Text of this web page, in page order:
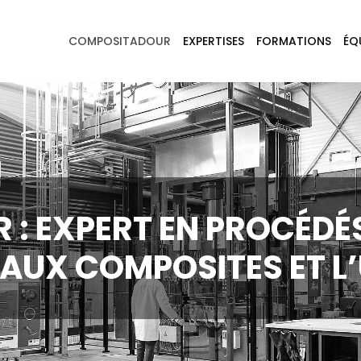
COMPOSITADOUR
EXPERTISES FORMATIONS
EXPERT EN
COMPOSITES ET